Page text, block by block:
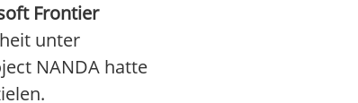
Frontier
unter
NANDA hatte